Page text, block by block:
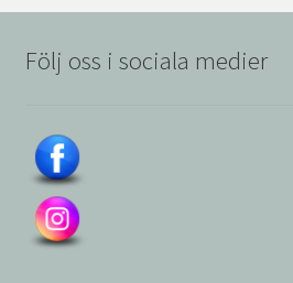
Följ oss i sociala medier